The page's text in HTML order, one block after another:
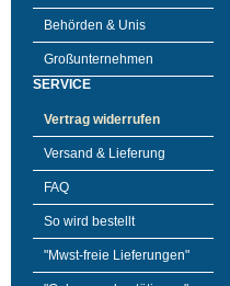
Behörden & Unis
Großunternehmen
SERVICE
Vertrag widerrufen
Versand & Lieferung
FAQ
So wird bestellt
"Mwst-freie Lieferungen"